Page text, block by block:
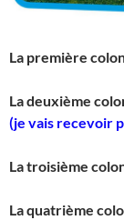
La première
La deuxième
(je vais recevoir
La troisième
La quatrième